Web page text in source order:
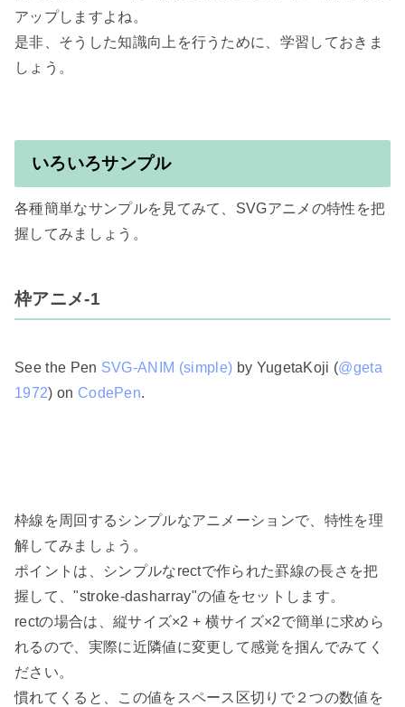
アップしますよね。
是非、そうした知識向上を行うために、学習しておきま
しょう。
いろいろサンプル
各種簡単なサンプルを見てみて、SVGアニメの特性を把
握してみましょう。
枠アニメ-1
See the Pen SVG-ANIM (simple) by YugetaKoji (@geta
1972) on CodePen.
枠線を周回するシンプルなアニメーションで、特性を理
解してみましょう。
ポイントは、シンプルなrectで作られた罫線の長さを把
握して、"stroke-dasharray"の値をセットします。
rectの場合は、縦サイズ×2 + 横サイズ×2で簡単に求めら
れるので、実際に近隣値に変更して感覚を掴んでみてく
ださい。
慣れてくると、この値をスペース区切りで２つの数値を